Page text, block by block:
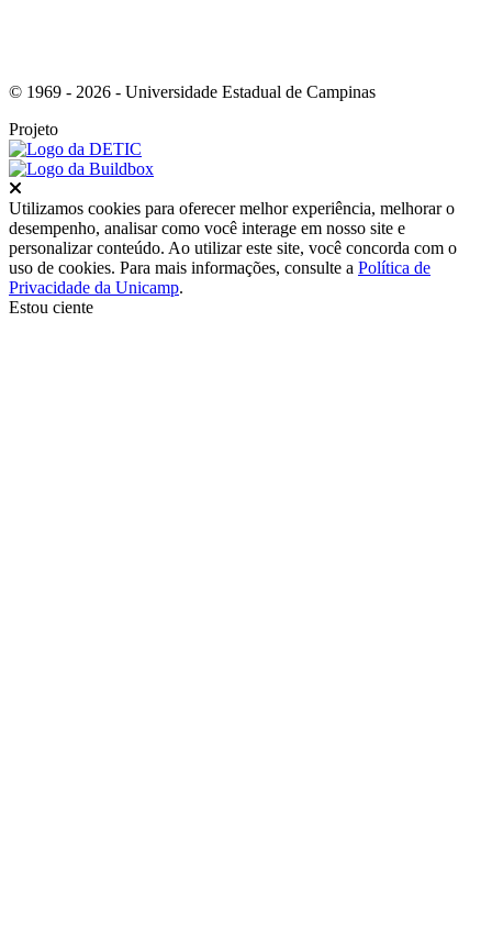
© 1969 - 2026 - Universidade Estadual de Campinas
Projeto
Utilizamos cookies para oferecer melhor experiência, melhorar o
desempenho, analisar como você interage em nosso site e
personalizar conteúdo. Ao utilizar este site, você concorda com o
uso de cookies. Para mais informações, consulte a Política de
Privacidade da Unicamp.
Estou ciente